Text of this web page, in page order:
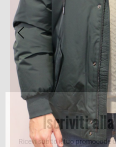
Iscriviti
Ricevi subito il tuo promocode